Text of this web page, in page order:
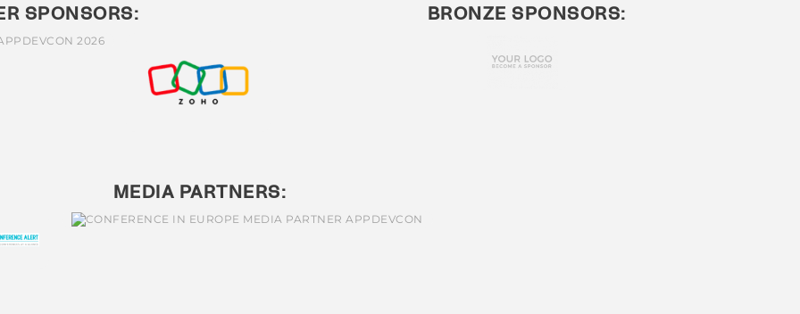
SPONSORS: BRONZE SPONSORS:
MEDIA PARTNERS: